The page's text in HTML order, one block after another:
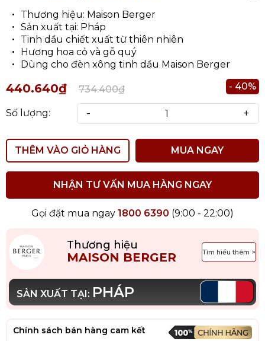
Thương hiệu: Maison Berger
Sản xuất tại: Pháp
Tinh dầu chiết xuất từ thiên nhiên
Hương hoa cỏ và gỗ quý
Dùng cho đèn xông tinh dầu Maison Berger
440.640₫ 734.400₫ - 40%
Số lượng: - +
THÊM VÀO GIỎ HÀNG MUA NGAY
NHẬN TƯ VẤN MUA HÀNG NGAY
Gọi đặt mua ngay 1800 6390 (9:00 - 22:00)
Thương hiệu
MAISON BERGER Tìm hiểu thêm >
SẢN XUẤT TẠI: PHÁP
Chính sách bán hàng cam kết